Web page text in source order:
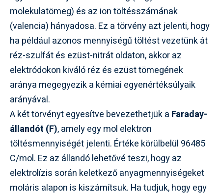
molekulatömeg) és az ion töltésszámának
(valencia) hányadosa. Ez a törvény azt jelenti, hogy
ha például azonos mennyiségű töltést vezetünk át
réz-szulfát és ezüst-nitrát oldaton, akkor az
elektródokon kiváló réz és ezüst tömegének
aránya megegyezik a kémiai egyenértéksúlyaik
arányával.
A két törvényt egyesítve bevezethetjük a Faraday-
állandót (F), amely egy mol elektron
töltésmennyiségét jelenti. Értéke körülbelül 96485
C/mol. Ez az állandó lehetővé teszi, hogy az
elektrolízis során keletkező anyagmennyiségeket
moláris alapon is kiszámítsuk. Ha tudjuk, hogy egy